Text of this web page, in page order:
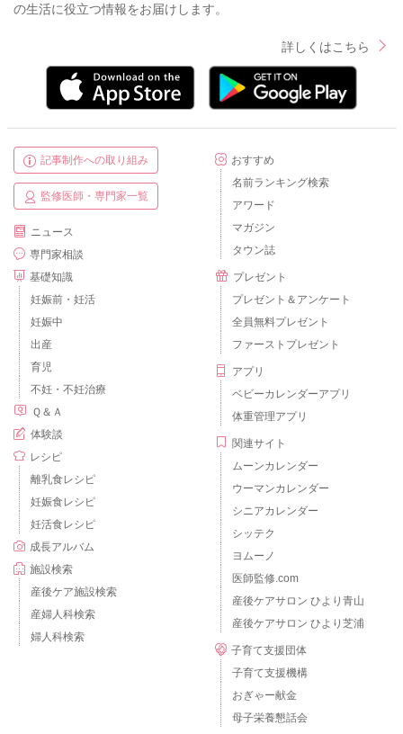
の生活に役立つ情報をお届けします。
詳しくはこちら
記事制作への取り組み
監修医師・専門家一覧
ニュース
専門家相談
基礎知識
妊娠前・妊活
妊娠中
出産
育児
不妊・不妊治療
Ｑ＆Ａ
体験談
レシピ
離乳食レシピ
妊娠食レシピ
妊活食レシピ
成長アルバム
施設検索
産後ケア施設検索
産婦人科検索
婦人科検索
おすすめ
名前ランキング検索
アワード
マガジン
タウン誌
プレゼント
プレゼント＆アンケート
全員無料プレゼント
ファーストプレゼント
アプリ
ベビーカレンダーアプリ
体重管理アプリ
関連サイト
ムーンカレンダー
ウーマンカレンダー
シニアカレンダー
シッテク
ヨムーノ
医師監修.com
産後ケアサロン ひより青山
産後ケアサロン ひより芝浦
子育て支援団体
子育て支援機構
おぎゃー献金
母子栄養懇話会